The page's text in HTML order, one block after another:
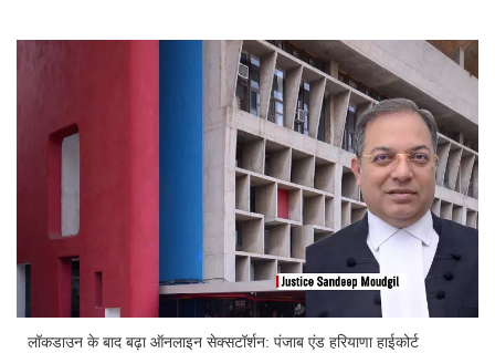
लॉकडाउन के बाद बढ़ा ऑनलाइन सेक्सटॉर्शन: पंजाब एंड हरियाणा हाईकोर्ट